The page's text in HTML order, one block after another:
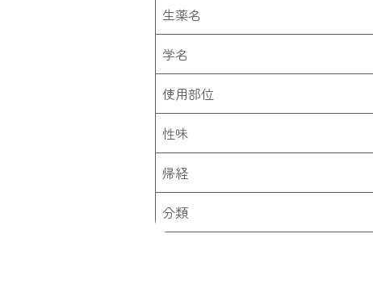
生薬名
学名
使用部位
性味
帰経
分類